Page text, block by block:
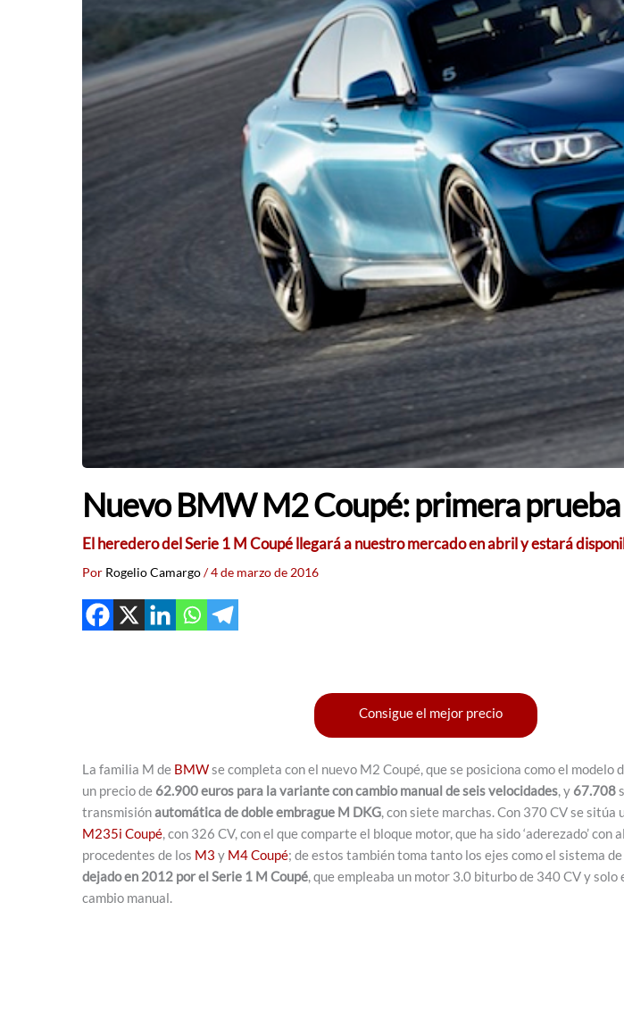
Nuevo BMW M2 Coupé: primera prueba
El heredero del Serie 1 M Coupé llegará a nuestro mercado en abril y estará
Por Rogelio Camargo/4 de marzo de 2016
Consigue el mejor precio
La familia M de BMWse completa con el nuevo M2 Coupé, que se posiciona como el modelo
un precio de 62.900 euros para la variante con cambio manual de seis velocidades, y 67.708
transmisiónautomática de doble embrague M DKG, con siete marchas. Con 370 CV se sitúa
M235i Coupé, con 326 CV, con el que comparte el bloque motor, que ha sido ‘aderezado’ con
procedentes de los M3 y M4 Coupé; de estos también toma tanto los ejes como el sistema
dejado en 2012 por el Serie 1 M Coupé, que empleaba un motor 3.0 biturbo de 340 CV y solo
cambio manual.